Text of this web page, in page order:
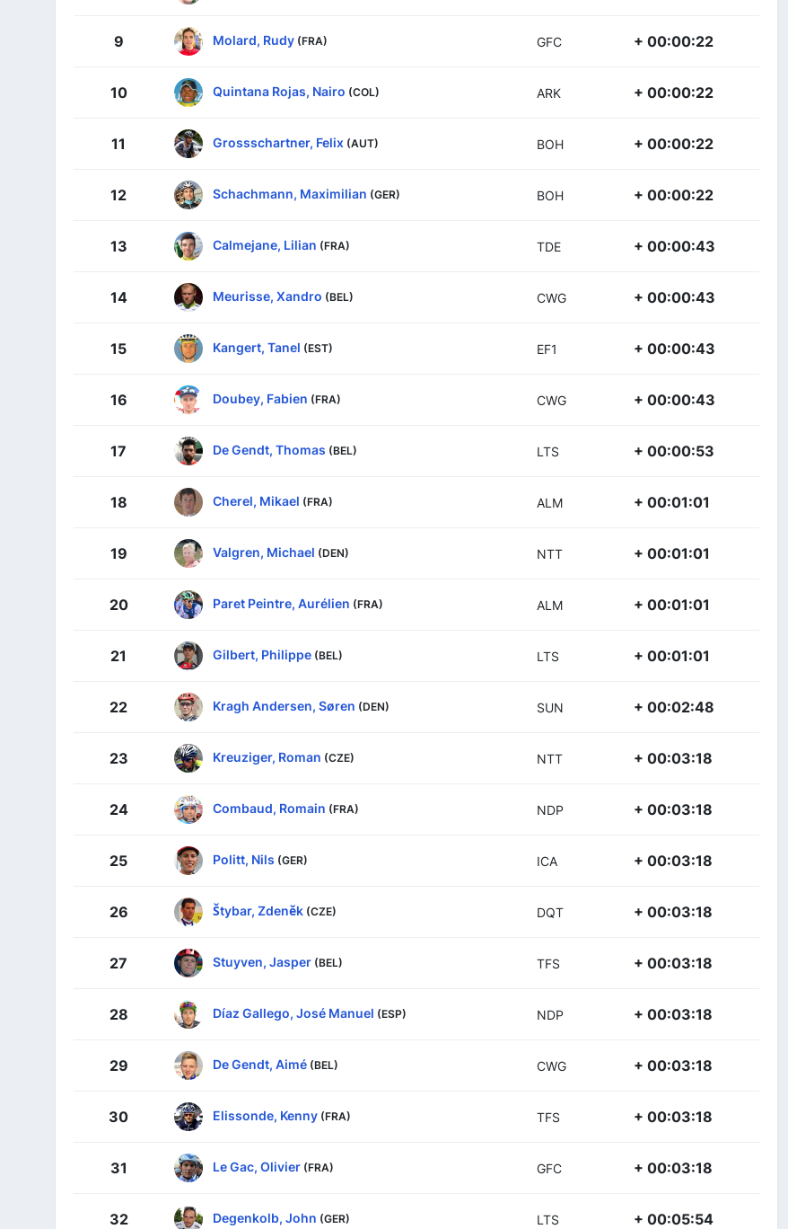
9 Molard, Rudy (FRA) GFC + 00:00:22
10 Quintana Rojas, Nairo (COL) ARK + 00:00:22
11 Grossschartner, Felix (AUT) BOH + 00:00:22
12 Schachmann, Maximilian (GER) BOH + 00:00:22
13 Calmejane, Lilian (FRA) TDE + 00:00:43
14 Meurisse, Xandro (BEL) CWG + 00:00:43
15 Kangert, Tanel (EST) EF1 + 00:00:43
16 Doubey, Fabien (FRA) CWG + 00:00:43
17 De Gendt, Thomas (BEL) LTS + 00:00:53
18 Cherel, Mikael (FRA) ALM + 00:01:01
19 Valgren, Michael (DEN) NTT + 00:01:01
20 Paret Peintre, Aurélien (FRA) ALM + 00:01:01
21 Gilbert, Philippe (BEL) LTS + 00:01:01
22 Kragh Andersen, Søren (DEN) SUN + 00:02:48
23 Kreuziger, Roman (CZE) NTT + 00:03:18
24 Combaud, Romain (FRA) NDP + 00:03:18
25 Politt, Nils (GER) ICA + 00:03:18
26 Štybar, Zdeněk (CZE) DQT + 00:03:18
27 Stuyven, Jasper (BEL) TFS + 00:03:18
28 Díaz Gallego, José Manuel (ESP) NDP + 00:03:18
29 De Gendt, Aimé (BEL) CWG + 00:03:18
30 Elissonde, Kenny (FRA) TFS + 00:03:18
31 Le Gac, Olivier (FRA) GFC + 00:03:18
32 Degenkolb, John (GER) LTS + 00:05:54